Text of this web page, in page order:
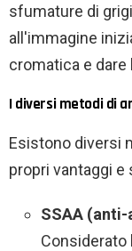
sfumature di
all'immagine
cromatica e
I diversi metodi di
Esistono diversi
propri vantaggi e
SSAA
Considerato